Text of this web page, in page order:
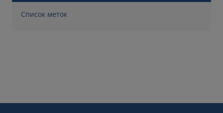
Список меток